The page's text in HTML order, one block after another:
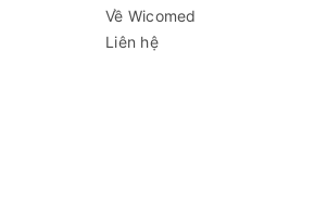
Về Wicomed
Liên hệ